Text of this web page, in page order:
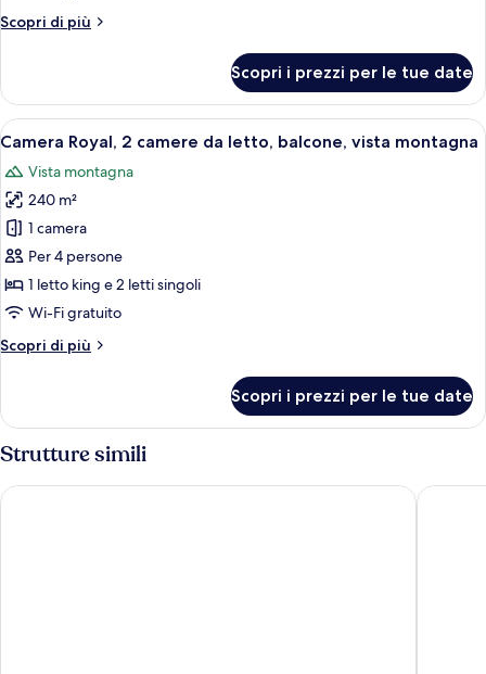
letto,
montagna
Scopri di più
Altri
Presidenziale,
camere
letto,
balcone,
vista
montagna
Scopri i prezzi per le tue date
Apri
tutte
le
foto
per
Camera
Royal,
2
camere
da
vista
montagna
2
Camera Royal, 2 camere da letto, balcone, vista montagna
Vista montagna
240 m²
1 camera
Per 4 persone
1 letto king e 2 letti singoli
Wi-Fi gratuito
Scopri di più
Altri
Royal,
2
camere
da
letto,
Scopri i prezzi per le tue date
Strutture simili
Yogyakarta Marriott Hotel The